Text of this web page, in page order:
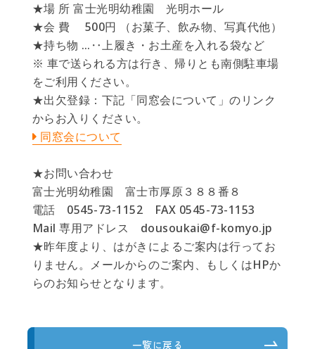
★場 所 富士光明幼稚園 光明ホール
★会 費 500円 （お菓子、飲み物、写真代他）
★持ち物 …‥上履き・お土産を入れる袋など
※ 車で送られる方は行き、帰りとも南側駐車場
をご利用ください。
★出欠登録：下記「同窓会について」のリンク
からお入りください。
同窓会について
★お問い合わせ
富士光明幼稚園 富士市厚原３８８番８
電話 0545-73-1152 FAX 0545-73-1153
Mail 専用アドレス dousoukai@f-komyo.jp
★昨年度より、はがきによるご案内は行ってお
りません。メールからのご案内、もしくはHPか
らのお知らせとなります。
一覧に戻る